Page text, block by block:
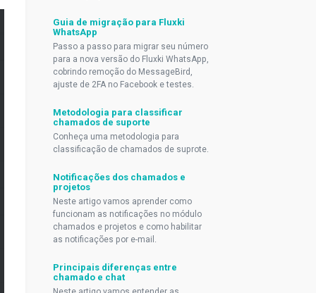
Guia de migração para Fluxki
WhatsApp
Passo a passo para migrar seu número
para a nova versão do Fluxki WhatsApp,
cobrindo remoção do MessageBird,
ajuste de 2FA no Facebook e testes.
Metodologia para classificar
chamados de suporte
Conheça uma metodologia para
classificação de chamados de suprote.
Notificações dos chamados e
projetos
Neste artigo vamos aprender como
funcionam as notificações no módulo
chamados e projetos e como habilitar
as notificações por e-mail.
Principais diferenças entre
chamado e chat